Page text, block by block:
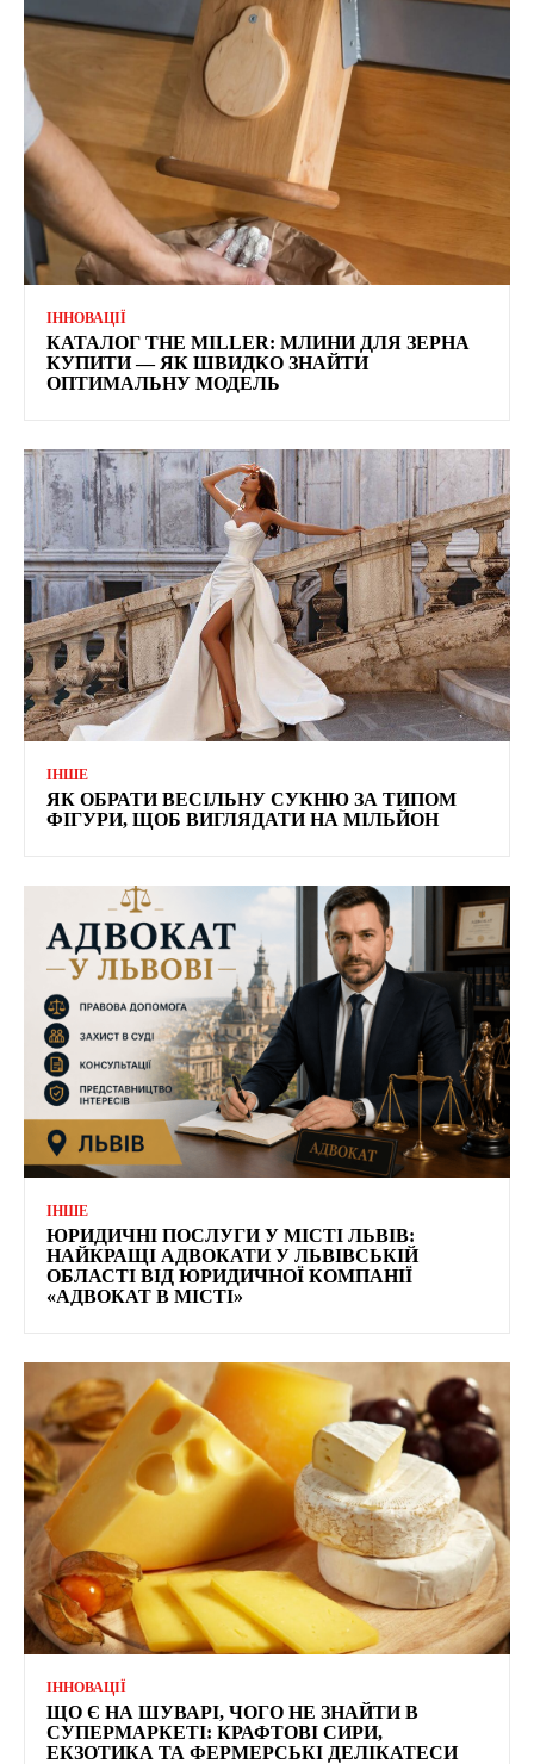
ІННОВАЦІЇ
КАТАЛОГ THE MILLER: МЛИНИ ДЛЯ ЗЕРНА
КУПИТИ — ЯК ШВИДКО ЗНАЙТИ
ОПТИМАЛЬНУ МОДЕЛЬ
ІНШЕ
ЯК ОБРАТИ ВЕСІЛЬНУ СУКНЮ ЗА ТИПОМ
ФІГУРИ, ЩОБ ВИГЛЯДАТИ НА МІЛЬЙОН
ІНШЕ
ЮРИДИЧНІ ПОСЛУГИ У МІСТІ ЛЬВІВ:
НАЙКРАЩІ АДВОКАТИ У ЛЬВІВСЬКІЙ
ОБЛАСТІ ВІД ЮРИДИЧНОЇ КОМПАНІЇ
«АДВОКАТ В МІСТІ»
ІННОВАЦІЇ
ЩО Є НА ШУВАРІ, ЧОГО НЕ ЗНАЙТИ В
СУПЕРМАРКЕТІ: КРАФТОВІ СИРИ,
ЕКЗОТИКА ТА ФЕРМЕРСЬКІ ДЕЛІКАТЕСИ